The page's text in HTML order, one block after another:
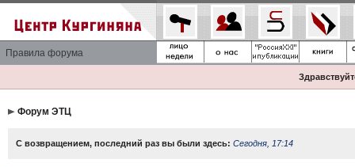
Правила форума
Форум ЭТЦ
С возвращением, последний раз вы были здесь: Сегодня, 17:14